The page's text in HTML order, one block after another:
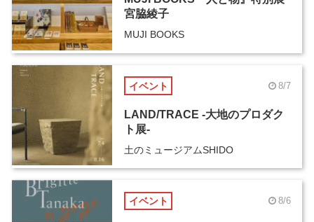
宮脇綾子
MUJI BOOKS
イベント 8/7
LAND/TRACE -大地のプロダク
ト展-
土のミュージアムSHIDO
イベント 8/6